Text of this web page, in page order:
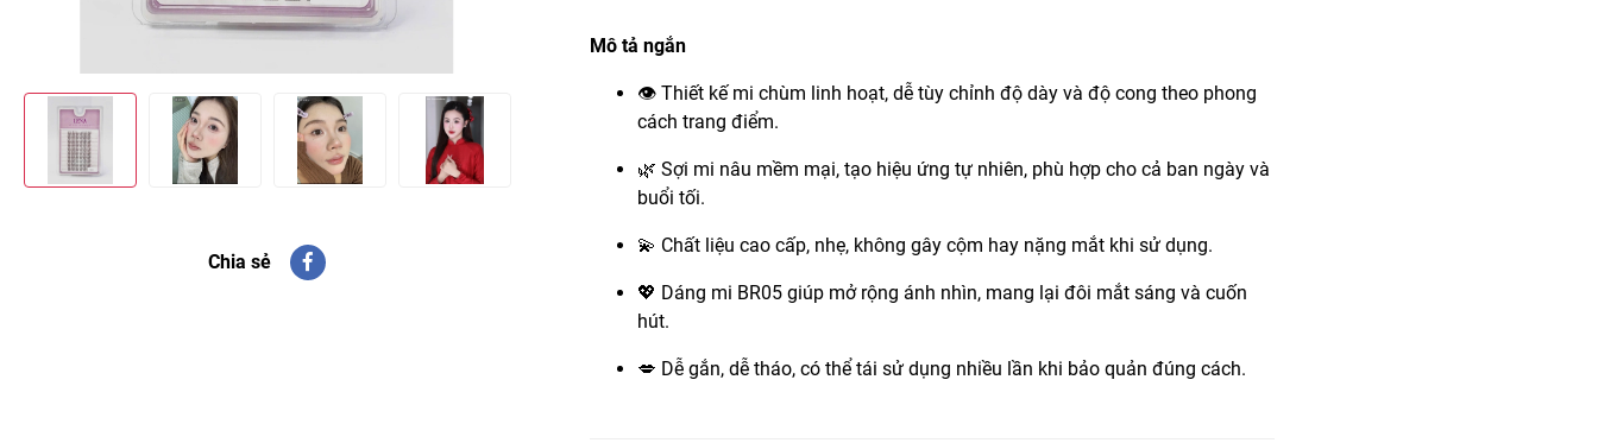
Chia sẻ
Mô tả ngắn
👁️ Thiết kế mi chùm linh hoạt, dễ tùy chỉnh độ dày và độ cong theo phong
cách trang điểm.
🌿 Sợi mi nâu mềm mại, tạo hiệu ứng tự nhiên, phù hợp cho cả ban ngày và
buổi tối.
💫 Chất liệu cao cấp, nhẹ, không gây cộm hay nặng mắt khi sử dụng.
💖 Dáng mi BR05 giúp mở rộng ánh nhìn, mang lại đôi mắt sáng và cuốn
hút.
💋 Dễ gắn, dễ tháo, có thể tái sử dụng nhiều lần khi bảo quản đúng cách.